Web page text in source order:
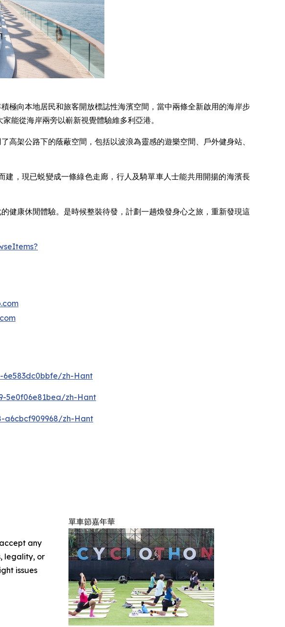
極向本地居民和旅客開放標誌性海濱空間，當中兩條全新啟用的海岸步
家能從海岸兩旁以嶄新視覺體驗維多利亞港。
架公路下的蔭蔽空間，包括以波浪為靈感的遊樂空間、戶外健身站、
建，現已蜕變成一條綠色走廊，行人及騎單車人士能共用開揚的海濱長
健康休閒體驗。是時候整裝待發，計劃一趟煥發身心之旅，重新發現這
6e583dc0bbfe/zh-Hant
5e0f06e81bea/zh-Hant
a6cbcf909968/zh-Hant
單車節嘉年華
any
legality, or
issues